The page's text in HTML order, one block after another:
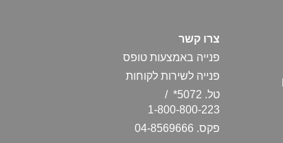
צרו קשר
פנייה באמצעות טופס
פנייה לשירות לקוחות
טל. 5072* /
1-800-800-223
פקס. 04-8569666